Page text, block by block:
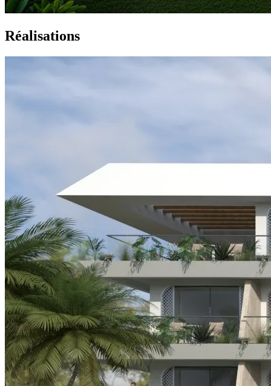
Réalisations